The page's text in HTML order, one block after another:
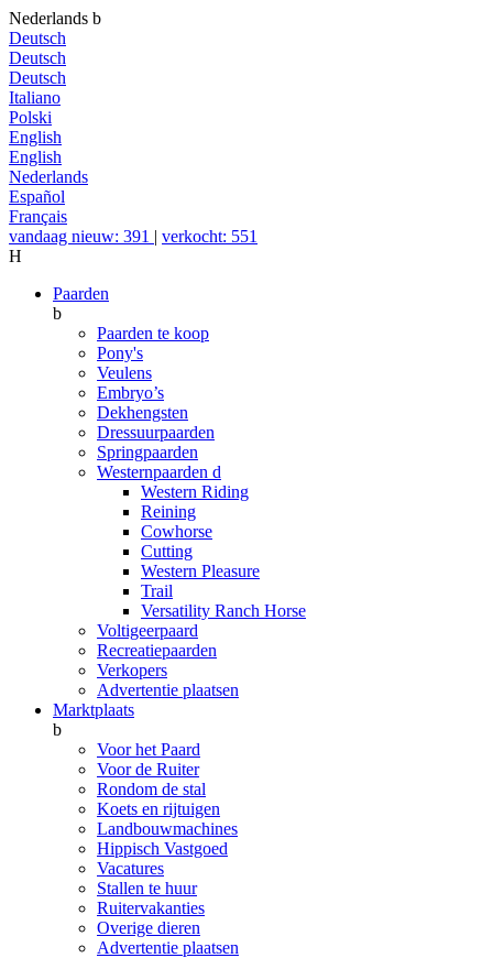
Nederlands b
Deutsch
Deutsch
Deutsch
Italiano
Polski
English
English
Nederlands
Español
Français
vandaag nieuw: 391 | verkocht: 551
H
Paarden
b
Paarden te koop
Pony's
Veulens
Embryo’s
Dekhengsten
Dressuurpaarden
Springpaarden
Westernpaarden d
Western Riding
Reining
Cowhorse
Cutting
Western Pleasure
Trail
Versatility Ranch Horse
Voltigeerpaard
Recreatiepaarden
Verkopers
Advertentie plaatsen
Marktplaats
b
Voor het Paard
Voor de Ruiter
Rondom de stal
Koets en rijtuigen
Landbouwmachines
Hippisch Vastgoed
Vacatures
Stallen te huur
Ruitervakanties
Overige dieren
Advertentie plaatsen